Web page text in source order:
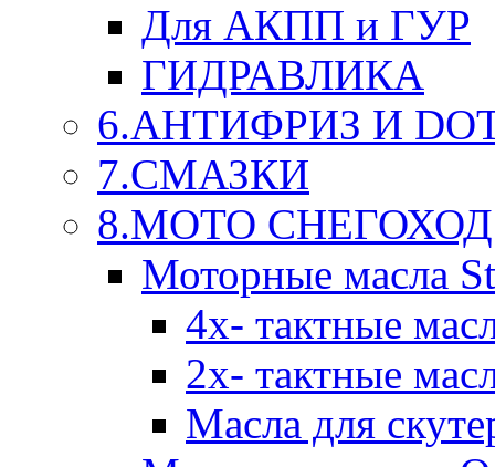
Для АКПП и ГУР
ГИДРАВЛИКА
6.АНТИФРИЗ И
7.СМАЗКИ
8.МОТО
Моторные масла
4х- тактные
2х- тактные
Масла для